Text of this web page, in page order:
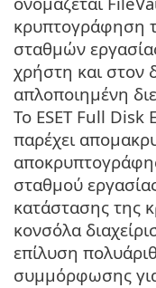
κρυπτογράφηση
σταθμών
χρήστη και στον
απλοποιημένη
Το ESET Full Disk
παρέχει
σταθμού
κατάστασης της
κονσόλα
επίλυση
συμμόρφωσης